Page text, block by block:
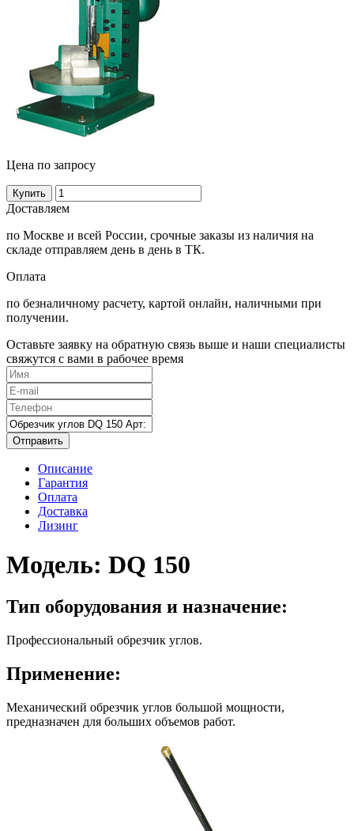
Цена по запросу
Купить
Доставляем
по Москве и всей России, срочные заказы из наличия на
складе отправляем день в день в ТК.
Оплата
по безналичному расчету, картой онлайн, наличными при
получении.
Оставьте заявку на обратную связь выше и наши специалисты
свяжутся с вами в рабочее время
Отправить
Описание
Гарантия
Оплата
Доставка
Лизинг
Модель: DQ 150
Тип оборудования и назначение:
Профессиональный обрезчик углов.
Применение:
Механический обрезчик углов большой мощности,
предназначен для больших объемов работ.